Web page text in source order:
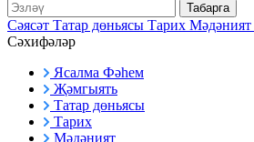
Табарга
Сәясәт Татар дөньясы Тарих Мәдәният
Сәхифәләр
Ясалма Фәһем
Җәмгыять
Татар дөньясы
Тарих
Мәдәният